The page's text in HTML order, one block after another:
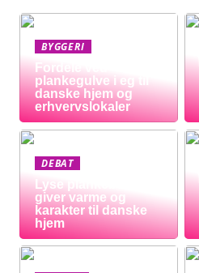
BYGGERI
Fordele ved
plankegulve i eg til
danske hjem og
erhvervslokaler
DEBAT
Lyse plankeborde
giver varme og
karakter til danske
hjem